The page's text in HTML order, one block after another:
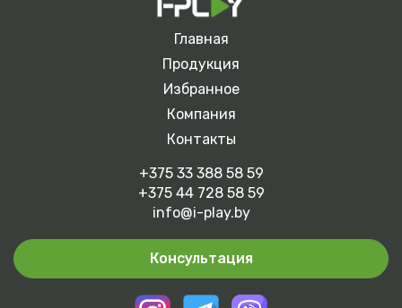
Главная
Продукция
Избранное
Компания
Контакты
+375 33 388 58 59
+375 44 728 58 59
info@i-play.by
Консультация